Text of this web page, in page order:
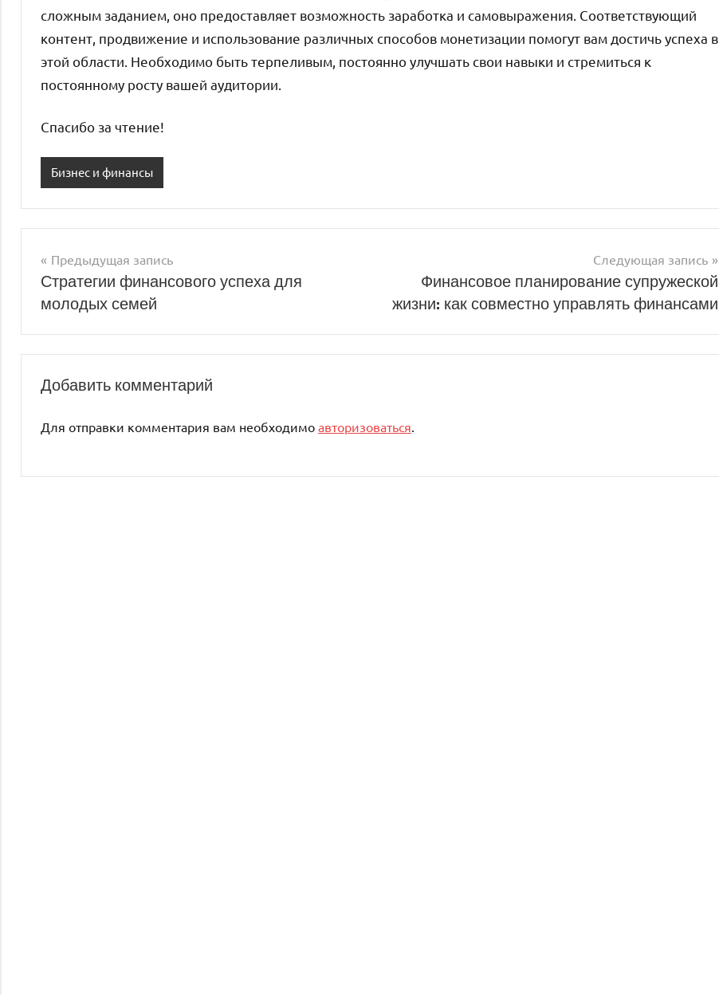
сложным заданием, оно предоставляет возможность заработка и самовыражения. Соответствующий
контент, продвижение и использование различных способов монетизации помогут вам достичь успеха в
этой области. Необходимо быть терпеливым, постоянно улучшать свои навыки и стремиться к
постоянному росту вашей аудитории.
Спасибо за чтение!
Бизнес и финансы
Навигация
по
записям
Предыдущая запись
Стратегии финансового успеха для
молодых семей
Следующая запись
Финансовое планирование супружеской
жизни: как совместно управлять финансами
Добавить комментарий
Для отправки комментария вам необходимо авторизоваться